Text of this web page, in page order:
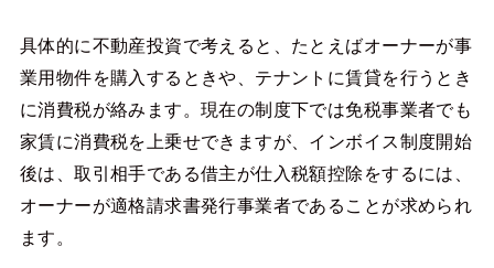
具体的に不動産投資で考えると、たとえばオーナーが事
業用物件を購入するときや、テナントに賃貸を行うとき
に消費税が絡みます。現在の制度下では免税事業者でも
家賃に消費税を上乗せできますが、インボイス制度開始
後は、取引相手である借主が仕入税額控除をするには、
オーナーが適格請求書発行事業者であることが求められ
ます。